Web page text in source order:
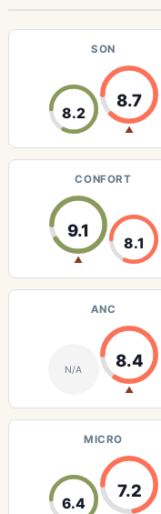
SON
8.2
8.7
▲
CONFORT
9.1
▲
8.1
ANC
N/A 8.4
▲
MICRO
6.4
7.2